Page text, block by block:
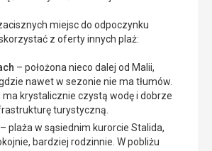
miejsc do odpoczynku
z oferty innych plaż:
– położona nieco dalej od Malii,
nawet w sezonie nie ma tłumów.
krystalicznie czystą wodę i dobrze
turystyczną.
– plaża w sąsiednim kurorcie Stalida,
bardziej rodzinnie. W pobliżu